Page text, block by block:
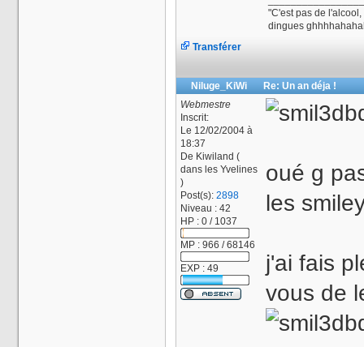
"C'est pas de
dingues
Transférer
Niluge_KiWi
Re: Un an déja !
Webmestre
Inscrit:
Le 12/02/2004 à
18:37
De Kiwiland (
dans les Yvelines
)
Post(s): 2898
Niveau : 42
HP : 0 / 1037
MP : 966 / 68146
EXP : 49
oué g
les
j'ai fais
vous de